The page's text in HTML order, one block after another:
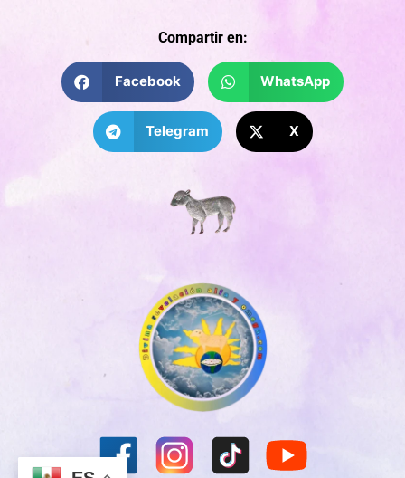
Compartir en:
Facebook WhatsApp
Telegram X